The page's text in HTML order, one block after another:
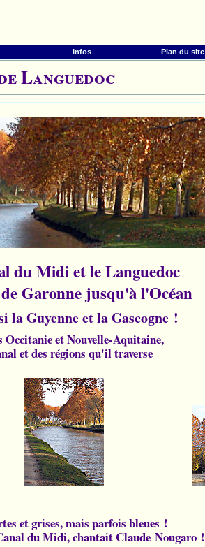
Infos Plan du site
Languedoc
du Midi et le Languedoc
Garonne jusqu'à l'Océan
la Guyenne et la Gascogne !
Occitanie et Nouvelle-Aquitaine,
et des régions qu'il traverse
et grises, mais parfois bleues !
du Midi, chantait Claude Nougaro !